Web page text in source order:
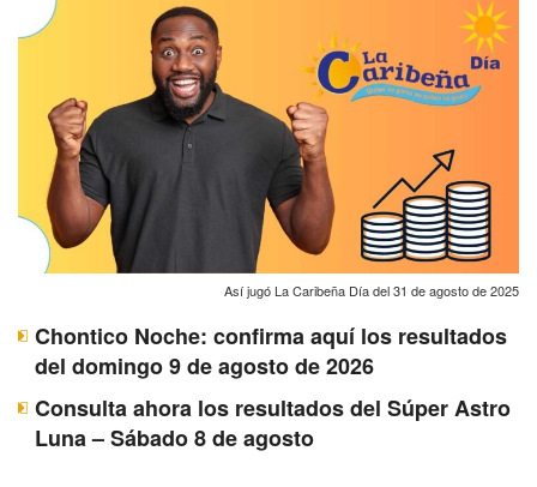
Así jugó La Caribeña Día del 31 de agosto de 2025
Chontico Noche: confirma aquí los resultados
del domingo 9 de agosto de 2026
Consulta ahora los resultados del Súper Astro
Luna – Sábado 8 de agosto